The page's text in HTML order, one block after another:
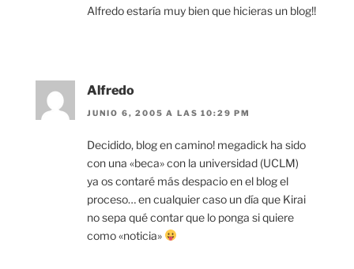
Alfredo estaría muy bien que hicieras un blog!!
Alfredo
JUNIO 6, 2005 A LAS 10:29 PM
Decidido, blog en camino! megadick ha sido
con una «beca» con la universidad (UCLM)
ya os contaré más despacio en el blog el
proceso… en cualquier caso un día que Kirai
no sepa qué contar que lo ponga si quiere
como «noticia»